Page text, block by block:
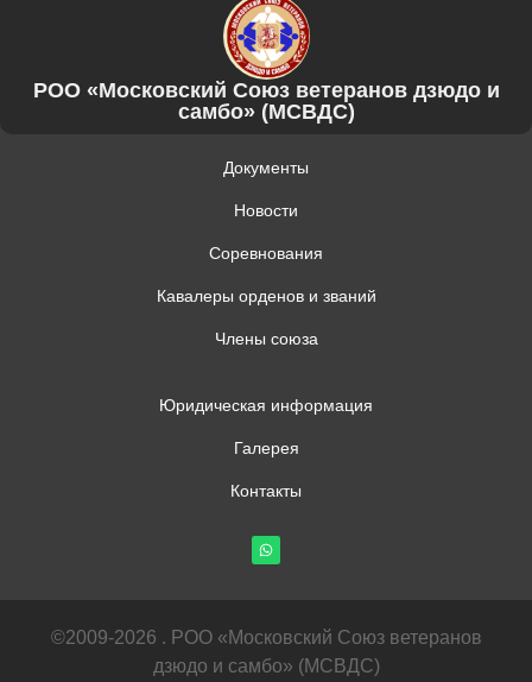
РОО «Московский Союз ветеранов дзюдо и
самбо» (МСВДС)
Документы
Новости
Соревнования
Кавалеры орденов и званий
Члены союза
Юридическая информация
Галерея
Контакты
©2009-2026 . РОО «Московский Союз ветеранов
дзюдо и самбо» (МСВДС)